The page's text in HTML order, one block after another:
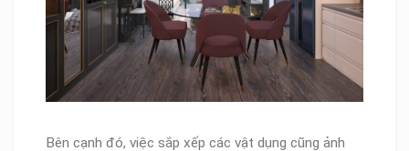
Bên cạnh đó, việc sắp xếp các vật dụng cũng ảnh